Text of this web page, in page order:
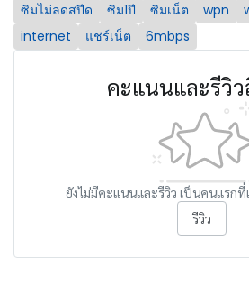
ซิมไม่ลดสปีด
ซิม1ปี ซิมเน็ต wpn
internet
แชร์เน็ต 6mbps
คะแนนและรีวิ
ยังไม่มีคะแนนและรีวิว เป็นคนแรก
รีวิว